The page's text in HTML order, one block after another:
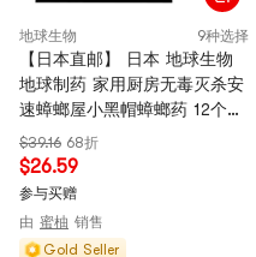
地球生物 9种选择
【日本直邮】 日本 地球生物
地球制药 家用厨房无毒灭杀安
速蟑螂屋小黑帽蟑螂药 12个入
*3个【超值组合】
$39.16 68折
$26.59
参与买赠
由 蜜柚 销售
Gold Seller